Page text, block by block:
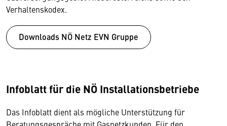
Verhaltenskodex.
Downloads NÖ Netz EVN Gruppe
Infoblatt für die NÖ Installationsbetriebe
Das Infoblatt dient als mögliche Unterstützung für